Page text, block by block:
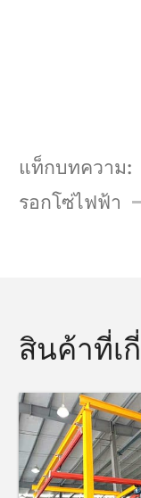
แท็กบทความ:
รอกโซ่ไฟฟ้า
สินค้าที่เ